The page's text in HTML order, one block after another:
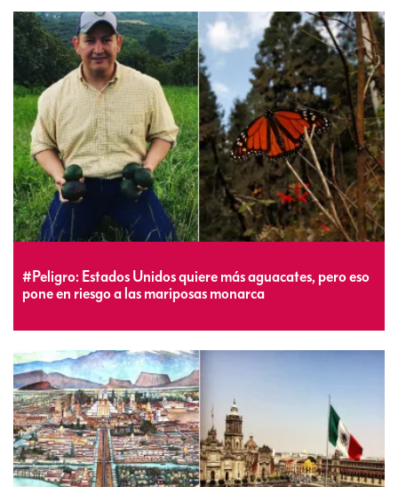
#Peligro: Estados Unidos quiere más aguacates, pero eso
pone en riesgo a las mariposas monarca